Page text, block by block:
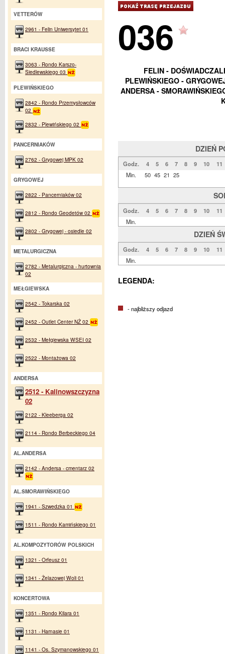
036
FELIN -
PLEWIŃSKIEGO -
ANDERSA -
DZIEŃ
Godz. 4 5 6 7 8 9 10
11
Min.
50 45 21 25
Godz. 4 5 6 7 8 9 10
11
Min.
DZIEŃ
Godz. 4 5 6 7 8 9 10
11
Min.
LEGENDA:
- najbliższy odjazd
VETTERÓW
2961 - Felin Uniwersytet 01
BRACI KRAUSSE
3063 - Rondo Karszo-
Siedlewskiego 03
PLEWIŃSKIEGO
2842 - Rondo Przemysłowców
02
2832 - Plewińskiego 02
PANCERNIAKÓW
2762 - Grygowej MPK 02
GRYGOWEJ
2822 - Pancerniaków 02
2812 - Rondo Geodetów 02
2802 - Grygowej - osiedle 02
METALURGICZNA
2782 - Metalurgiczna - hurtownia
02
MEŁGIEWSKA
2542 - Tokarska 02
2452 - Outlet Center NŻ 02
2532 - Mełgiewska WSEI 02
2522 - Montażowa 02
ANDERSA
2512 - Kalinowszczyzna
02
2122 - Kleeberga 02
2114 - Rondo Berbeckiego 04
AL.ANDERSA
2142 - Andersa - cmentarz 02
AL.SMORAWIŃSKIEGO
1941 - Szwedzka 01
1511 - Rondo Kamińskiego 01
AL.KOMPOZYTORÓW POLSKICH
1321 - Orfeusz 01
1341 - Żelazowej Woli 01
KONCERTOWA
1351 - Rondo Kilara 01
1131 - Harnasie 01
1141 - Os. Szymanowskiego 01